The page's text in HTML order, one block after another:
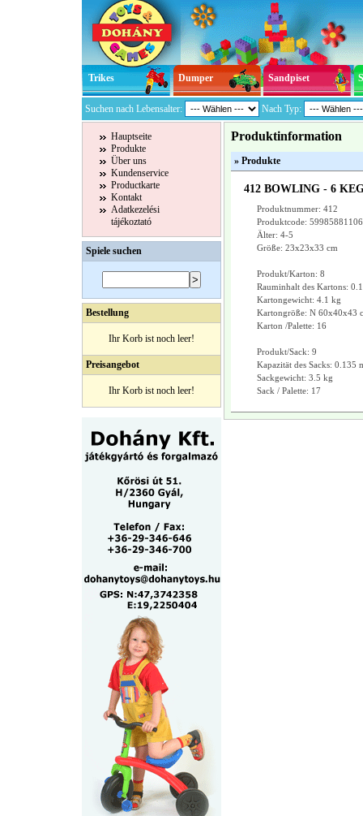
Trikes Dumper Sandpiset
Suchen nach Lebensalter: Nach Typ:
Hauptseite
Produkte
Über uns
Kundenservice
Productkarte
Kontakt
Adatkezelési
tájékoztató
Spiele suchen
Bestellung
Ihr Korb ist noch leer!
Preisangebot
Ihr Korb ist noch leer!
Produktinformation
» Produkte
412 BOWLING - 6
Produktnummer: 412
Produktcode:
Älter: 4-5
Größe: 23x23x33 cm
Produkt/Karton: 8
Rauminhalt des Kartons:
Kartongewicht: 4.1 kg
Kartongröße: N 60x40x43
Karton /Palette: 16
Produkt/Sack: 9
Kapazität des Sacks: 0.135
Sackgewicht: 3.5 kg
Sack / Palette: 17